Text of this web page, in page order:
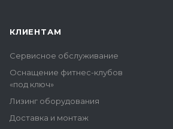
КЛИЕНТАМ
Сервисное обслуживание
Оснащение фитнес-клубов
«под ключ»
Лизинг оборудования
Доставка и монтаж